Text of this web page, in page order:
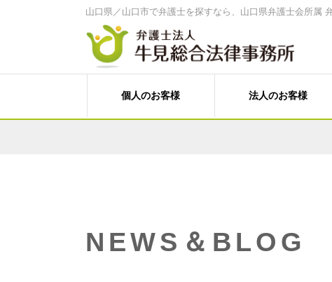
山口県／山口市で弁護士を探すなら、山口県弁護士会所属
個人のお客様
C型肝炎給付金
法人のお客様
NEWS＆BLOG